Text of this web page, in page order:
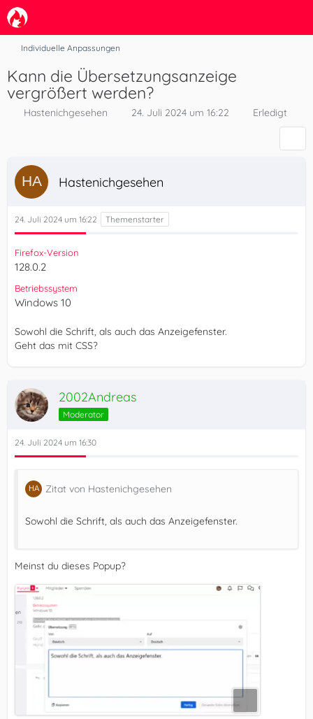
Individuelle Anpassungen
Kann die Übersetzungsanzeige
vergrößert werden?
Hastenichgesehen 24. Juli 2024 um 16:22 Erledigt
Hastenichgesehen
24. Juli 2024 um 16:22
Firefox-Version
128.0.2
Betriebssystem
Windows 10
Sowohl die Schrift, als auch das Anzeigefenster.
Geht das mit CSS?
2002Andreas
Moderator
24. Juli 2024 um 16:30
Zitat von Hastenichgesehen
Sowohl die Schrift, als auch das Anzeigefenster.
Meinst du dieses Popup?